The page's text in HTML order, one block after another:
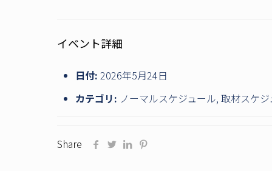
イベント詳細
日付: 2026年5月24日
カテゴリ: ノーマルスケジュール, 取材スケ
Share